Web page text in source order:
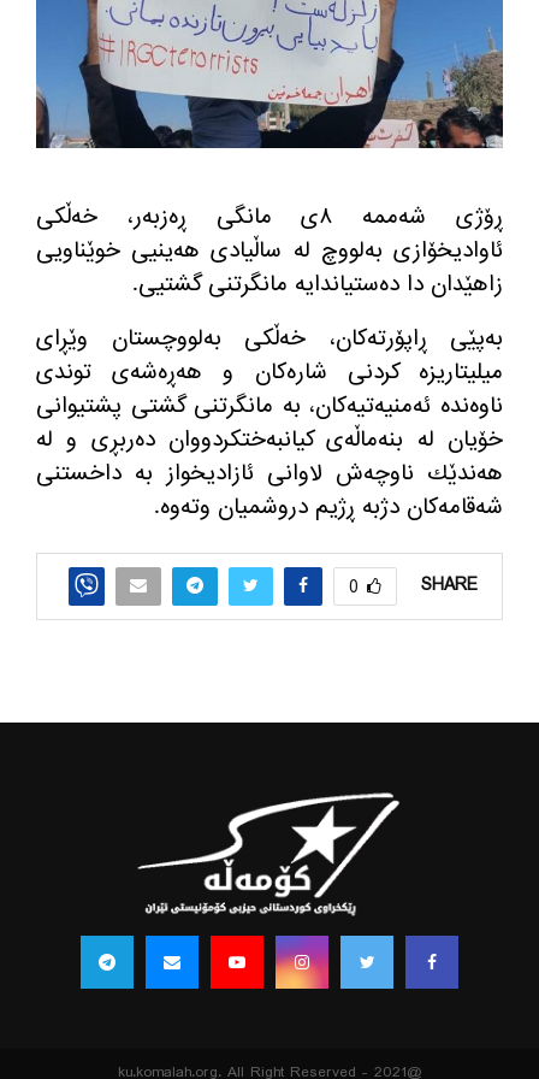
ڕۆژی شه‌ممه‌ ٨ی مانگی ڕه‌زبه‌ر، خه‌ڵكی
ئاوادیخۆازی به‌لووچ لە ساڵیادی هەینیی خوێناویی
زاهێدان دا ده‌ستیاندایه‌ مانگرتنی گشتیی.
به‌پێی ڕاپۆرته‌كان، خه‌ڵكی به‌لووچستان وێڕای
میلیتاریزه‌ كردنی شاره‌كان و هه‌ڕه‌شه‌ی توندی
ناوه‌نده‌ ئه‌منیه‌تیه‌كان، به‌ مانگرتنی گشتی پشتیوانی
خۆیان له‌ بنه‌ماڵه‌ی كیانبه‌ختكردووان ده‌ربڕی و له‌
هه‌ندێك ناوچه‌ش لاوانی ئازادیخواز به‌ داخستنی
شه‌قامه‌كان دژبه‌ ڕژیم دروشمیان وته‌وه‌.
SHARE
0
@2021 - ku.komalah.org. All Right Reserved